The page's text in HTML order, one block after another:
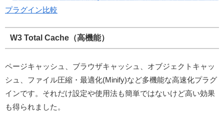
プラグイン比較
W3 Total Cache（高機能）
ページキャッシュ、ブラウザキャッシュ、オブジェクトキャッ
シュ、ファイル圧縮・最適化(Minify)など多機能な高速化プラグ
インです。それだけ設定や使用法も簡単ではないけど高い効果
も得られました。